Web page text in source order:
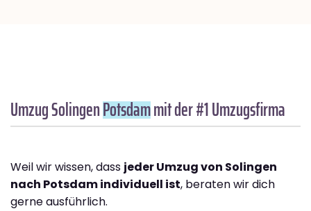
Umzug SolingenPotsdammit der #1 Umzugsfirma
Weil wir wissen, dass jeder Umzug von Solingen
nach Potsdam individuell ist, beraten wir dich
gerne ausführlich.